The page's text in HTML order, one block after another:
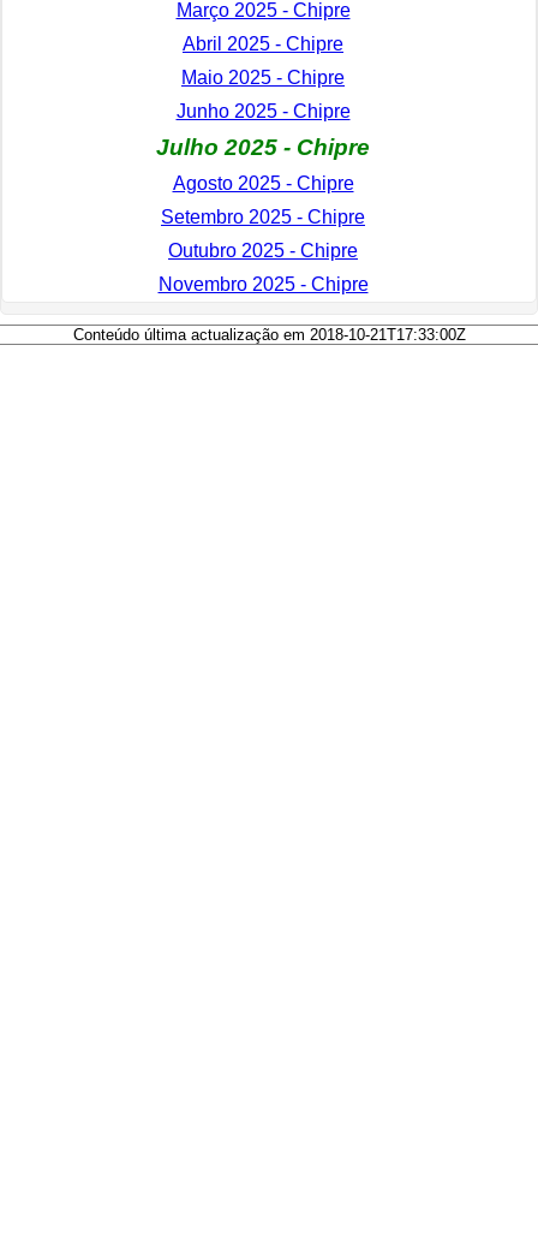
Março 2025 - Chipre
Abril 2025 - Chipre
Maio 2025 - Chipre
Junho 2025 - Chipre
Julho 2025 - Chipre
Agosto 2025 - Chipre
Setembro 2025 - Chipre
Outubro 2025 - Chipre
Novembro 2025 - Chipre
Conteúdo última actualização em 2018-10-21T17:33:00Z